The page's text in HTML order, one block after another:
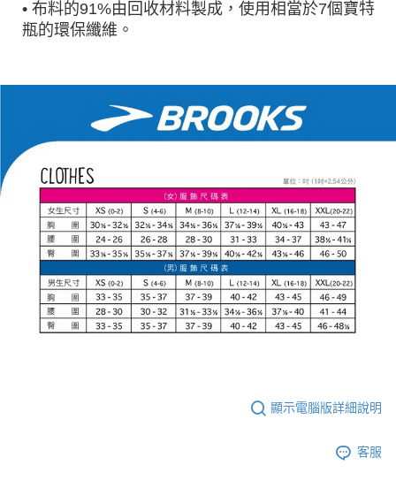
• 布料的91%由回收材料製成，使用相當於7個寶特
瓶的環保纖維。
顯示電腦版詳細說明
客服